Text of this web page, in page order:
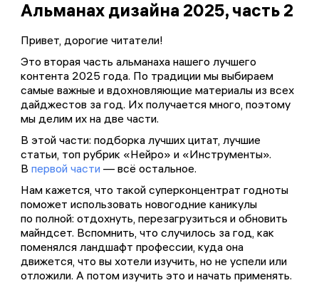
Альманах дизайна 2025, часть 2
Привет, дорогие читатели!
Это вторая часть альманаха нашего лучшего
контента 2025 года. По традиции мы выбираем
самые важные и вдохновляющие материалы из всех
дайджестов за год. Их получается много, поэтому
мы делим их на две части.
В этой части: подборка лучших цитат, лучшие
статьи, топ рубрик «Нейро» и «Инструменты».
Впервой части — всё остальное.
Нам кажется, что такой суперконцентрат годноты
поможет использовать новогодние каникулы
по полной: отдохнуть, перезагрузиться и обновить
майндсет. Вспомнить, что случилось за год, как
поменялся ландшафт профессии, куда она
движется, что вы хотели изучить, но не успели или
отложили. А потом изучить это и начать применять.